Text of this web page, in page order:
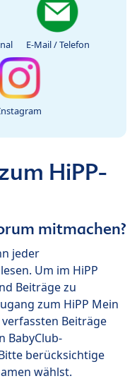
E-Mail / Telefon
HiPP-
mitmachen?
jeder
Um im HiPP
Beiträge zu
zum HiPP Mein
Beiträge
BabyClub-
berücksichtige
wählst.